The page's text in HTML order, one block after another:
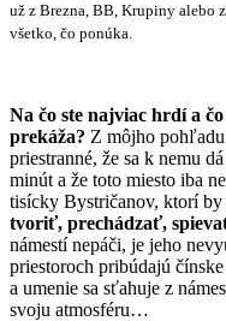
už z Brezna, BB, Krupiny alebo
všetko, čo ponúka.
Na čo ste najviac hrdí a
prekáža? Z môjho pohľadu
priestranné, že sa k nemu
minút a že toto miesto iba
tisícky Bystričanov, ktorí by
tvoriť, prechádzať,
námestí nepáči, je jeho
priestoroch pribúdajú
a umenie sa sťahuje z
svoju atmosféru…